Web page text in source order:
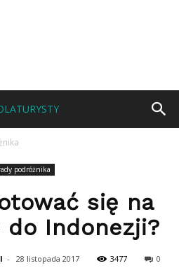
podróżnika
się na
Indonezji?
- 28 listopada 2017 3477 0